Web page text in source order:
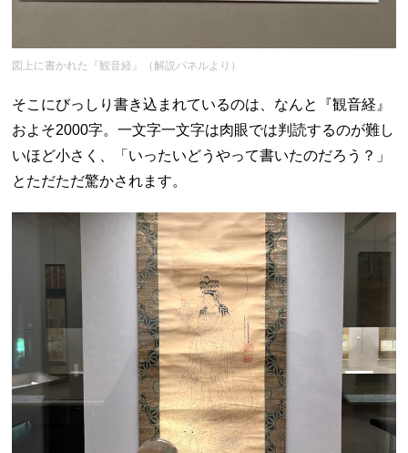
図上に書かれた『観音経』（解説パネルより）
そこにびっしり書き込まれているのは、なんと『観音経』
およそ2000字。一文字一文字は肉眼では判読するのが難し
いほど小さく、「いったいどうやって書いたのだろう？」
とただただ驚かされます。